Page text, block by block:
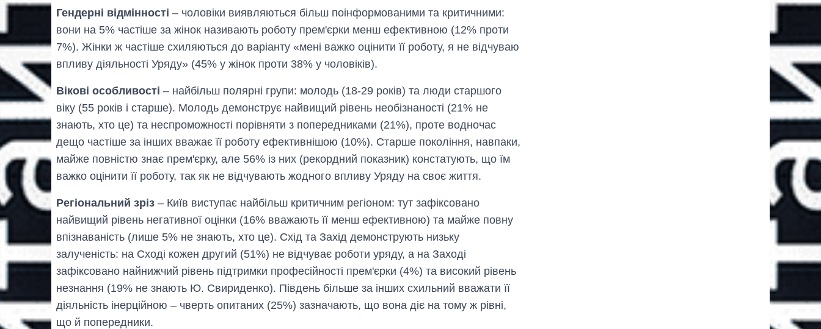
Гендерні відмінності – чоловіки виявляються більш поінформованими та критичними:
вони на 5% частіше за жінок називають роботу прем'єрки менш ефективною (12% проти
7%). Жінки ж частіше схиляються до варіанту «мені важко оцінити її роботу, я не відчуваю
впливу діяльності Уряду» (45% у жінок проти 38% у чоловіків).
Вікові особливості – найбільш полярні групи: молодь (18-29 років) та люди старшого
віку (55 років і старше). Молодь демонструє найвищий рівень необізнаності (21% не
знають, хто це) та неспроможності порівняти з попередниками (21%), проте водночас
дещо частіше за інших вважає її роботу ефективнішою (10%). Старше покоління, навпаки,
майже повністю знає прем'єрку, але 56% із них (рекордний показник) констатують, що їм
важко оцінити її роботу, так як не відчувають жодного впливу Уряду на своє життя.
Регіональний зріз – Київ виступає найбільш критичним регіоном: тут зафіксовано
найвищий рівень негативної оцінки (16% вважають її менш ефективною) та майже повну
впізнаваність (лише 5% не знають, хто це). Схід та Захід демонструють низьку
залученість: на Сході кожен другий (51%) не відчуває роботи уряду, а на Заході
зафіксовано найнижчий рівень підтримки професійності прем'єрки (4%) та високий рівень
незнання (19% не знають Ю. Свириденко). Південь більше за інших схильний вважати її
діяльність інерційною – чверть опитаних (25%) зазначають, що вона діє на тому ж рівні,
що й попередники.